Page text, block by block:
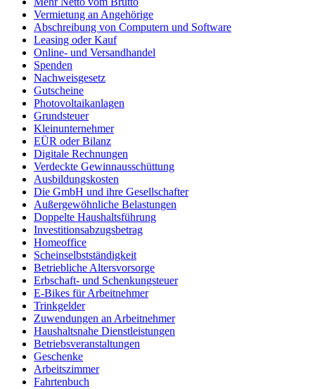
Vermietung an Angehörige
Abschreibung von Computern und Software
Leasing oder Kauf
Online- und Versandhandel
Spenden
Nachweisgesetz
Gutscheine
Photovoltaikanlagen
Grundsteuer
Kleinunternehmer
EÜR oder Bilanz
Digitale Rechnungen
Verdeckte Gewinnausschüttung
Ausbildungskosten
Die GmbH und ihre Gesellschafter
Außergewöhnliche Belastungen
Doppelte Haushaltsführung
Investitionsabzugsbetrag
Homeoffice
Scheinselbstständigkeit
Betriebliche Altersvorsorge
Erbschaft- und Schenkungsteuer
E-Bikes für Arbeitnehmer
Trinkgelder
Zuwendungen an Arbeitnehmer
Haushaltsnahe Dienstleistungen
Betriebsveranstaltungen
Geschenke
Arbeitszimmer
Fahrtenbuch